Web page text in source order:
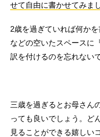
せて自由に書かせてみま
2歳を過ぎていれば何か
などの空いたスペースに
訳を付けるのを忘れない
三歳を過ぎるとお母さん
っても良いでしょう。ど
見ることができる嬉しい